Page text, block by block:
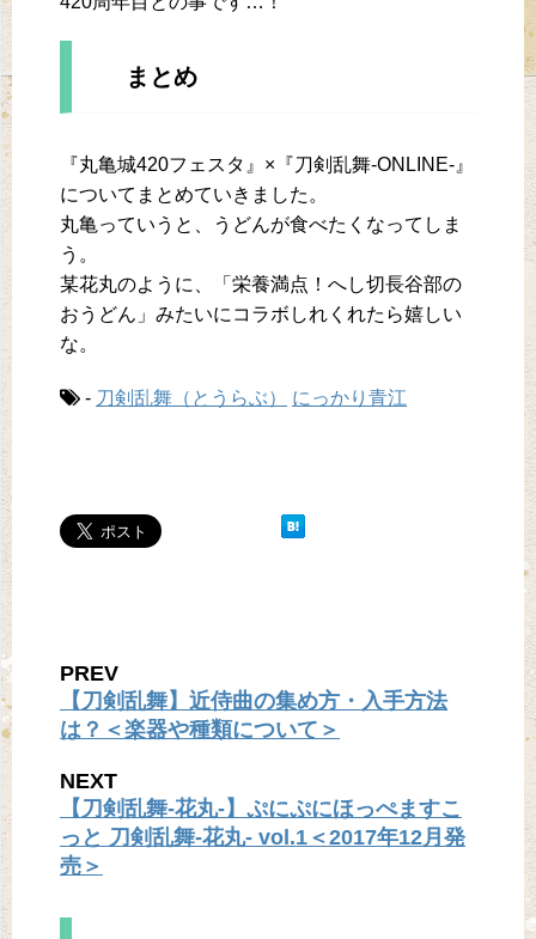
まとめ
『丸亀城420フェスタ』×『刀剣乱舞-ONLINE-』
についてまとめていきました。
丸亀っていうと、うどんが食べたくなってしま
う。
某花丸のように、「栄養満点！へし切長谷部の
おうどん」みたいにコラボしれくれたら嬉しい
な。
- 刀剣乱舞（とうらぶ） にっかり青江
PREV
【刀剣乱舞】近侍曲の集め方・入手方法
は？＜楽器や種類について＞
NEXT
【刀剣乱舞-花丸-】ぷにぷにほっぺますこ
っと 刀剣乱舞-花丸- vol.1＜2017年12月発
売＞